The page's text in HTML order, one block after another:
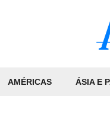
AMÉRICAS ÁSIA E